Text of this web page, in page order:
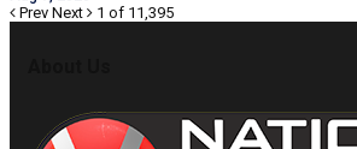
Prev Next 1 of 11,395